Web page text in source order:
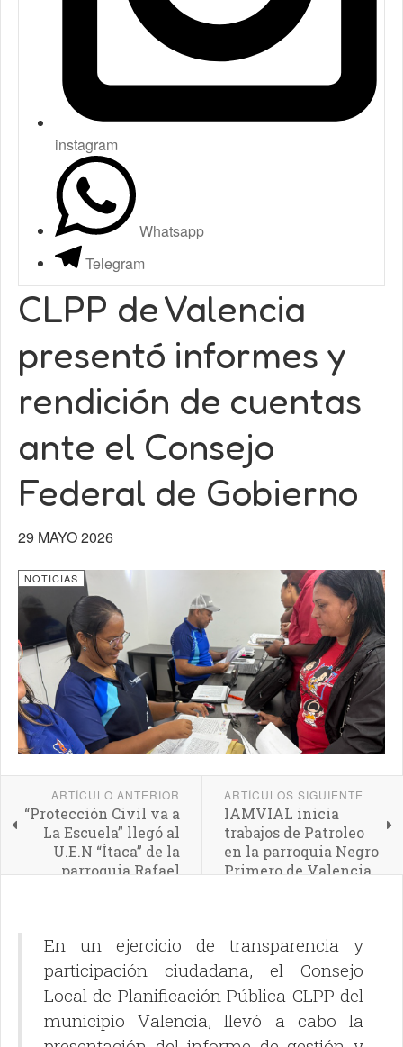
instagram
Whatsapp
Telegram
CLPP de Valencia
presentó informes y
rendición de cuentas
ante el Consejo
Federal de Gobierno
29 MAYO 2026
NOTICIAS
ARTÍCULO ANTERIOR
“Protección Civil va a
La Escuela” llegó al
U.E.N “Ítaca” de la
parroquia Rafael
ARTÍCULOS SIGUIENTE
IAMVIAL inicia
trabajos de Patroleo
en la parroquia Negro
Primero de Valencia
En un ejercicio de transparencia y
participación ciudadana, el Consejo
Local de Planificación Pública CLPP del
municipio Valencia, llevó a cabo la